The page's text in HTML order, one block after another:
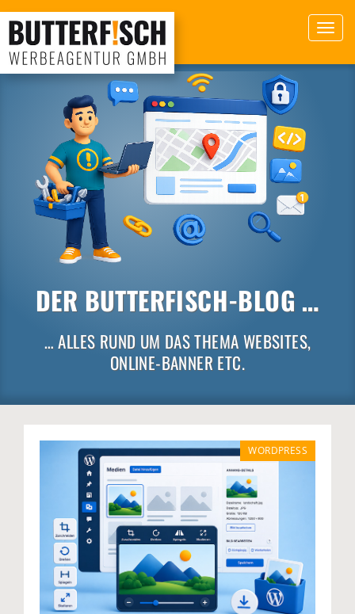
DER BUTTERFISCH-BLOG …
… ALLES RUND UM DAS THEMA WEBSITES,
ONLINE-BANNER ETC.
WORDPRESS